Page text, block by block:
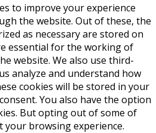
to improve your experience
the website. Out of these, the
as necessary are stored on
essential for the working of
website. We also use third-
analyze and understand how
cookies will be stored in your
You also have the option
But opting out of some of
your browsing experience.